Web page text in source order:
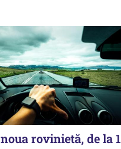
rovinietă, de la 1